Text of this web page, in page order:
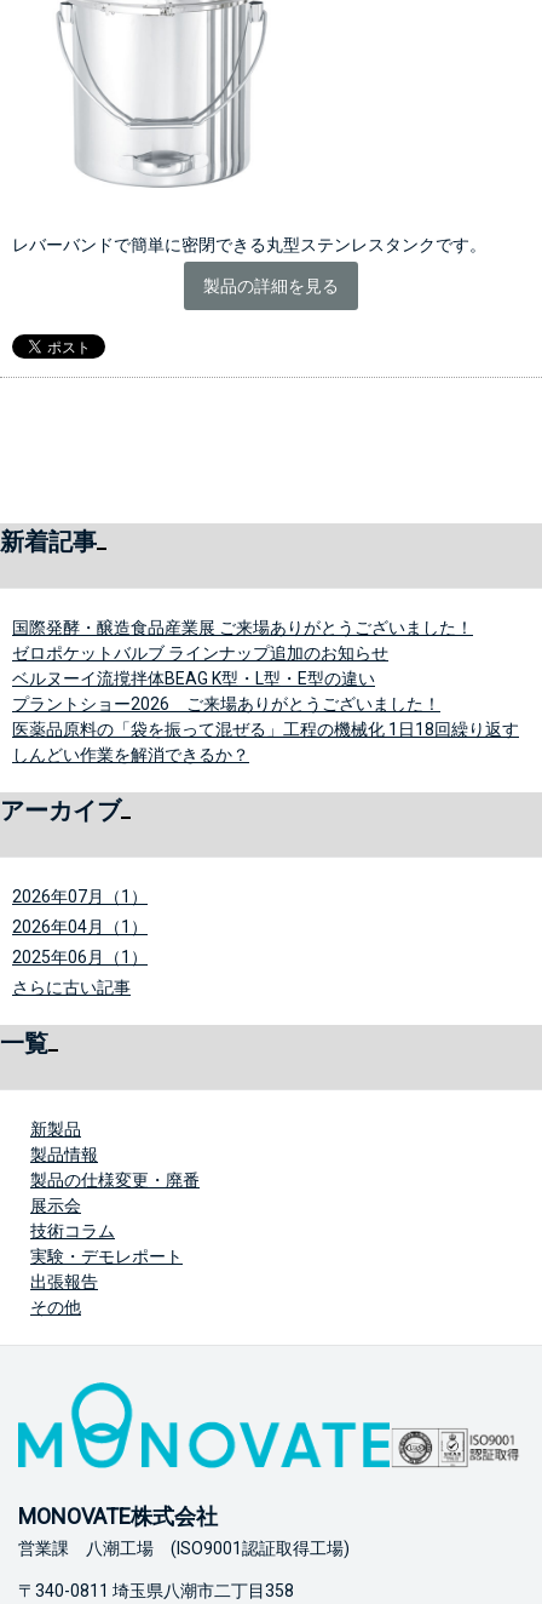
レバーバンドで簡単に密閉できる丸型ステンレスタンクです。
製品の詳細を見る
新着記事
国際発酵・醸造食品産業展 ご来場ありがとうございました！
ゼロポケットバルブ ラインナップ追加のお知らせ
ベルヌーイ流撹拌体BEAG K型・L型・E型の違い
プラントショー2026 ご来場ありがとうございました！
医薬品原料の「袋を振って混ぜる」工程の機械化 1日18回繰り返す
しんどい作業を解消できるか？
アーカイブ
2026年07月（1）
2026年04月（1）
2025年06月（1）
さらに古い記事
一覧
新製品
製品情報
製品の仕様変更・廃番
展示会
技術コラム
実験・デモレポート
出張報告
その他
MONOVATE株式会社
営業課 八潮工場 (ISO9001認証取得工場)
〒340-0811 埼玉県八潮市二丁目358